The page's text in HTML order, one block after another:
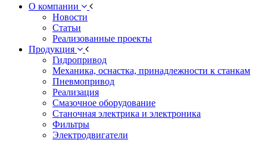
О компании
Новости
Статьи
Реализованные проекты
Продукция
Гидропривод
Механика, оснастка, принадлежности к станкам
Пневмопривод
Реализация
Смазочное оборудование
Станочная электрика и электроника
Фильтры
Электродвигатели